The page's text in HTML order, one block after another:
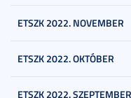
ETSZK 2022. NOVEMBER
ETSZK 2022. OKTÓBER
ETSZK 2022. SZEPTEMBER